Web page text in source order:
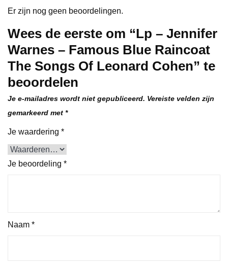
Leonard
Cohen
Er zijn nog geen beoordelingen.
Wees de eerste om “Lp – Jennifer
Warnes – Famous Blue Raincoat
The Songs Of Leonard Cohen” te
beoordelen
Je e-mailadres wordt niet gepubliceerd. Vereiste velden zijn
gemarkeerd met *
Je waardering *
Je beoordeling *
Naam *